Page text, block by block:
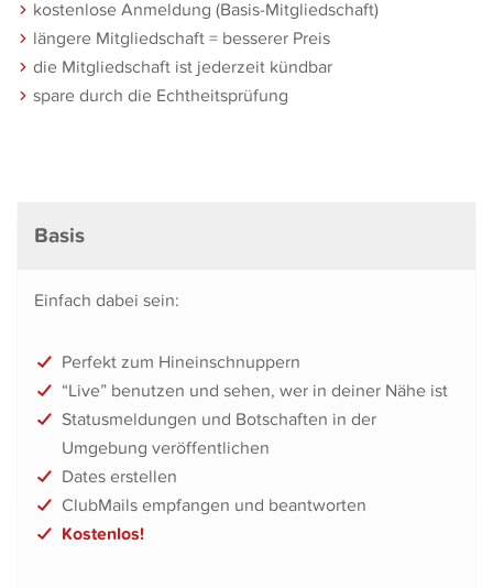
kostenlose Anmeldung (Basis-Mitgliedschaft)
längere Mitgliedschaft = besserer Preis
die Mitgliedschaft ist jederzeit kündbar
spare durch die Echtheitsprüfung
Basis
Einfach dabei sein:
Perfekt zum Hineinschnuppern
“Live” benutzen und sehen, wer in deiner Nähe ist
Statusmeldungen und Botschaften in der
Umgebung veröffentlichen
Dates erstellen
ClubMails empfangen und beantworten
Kostenlos!